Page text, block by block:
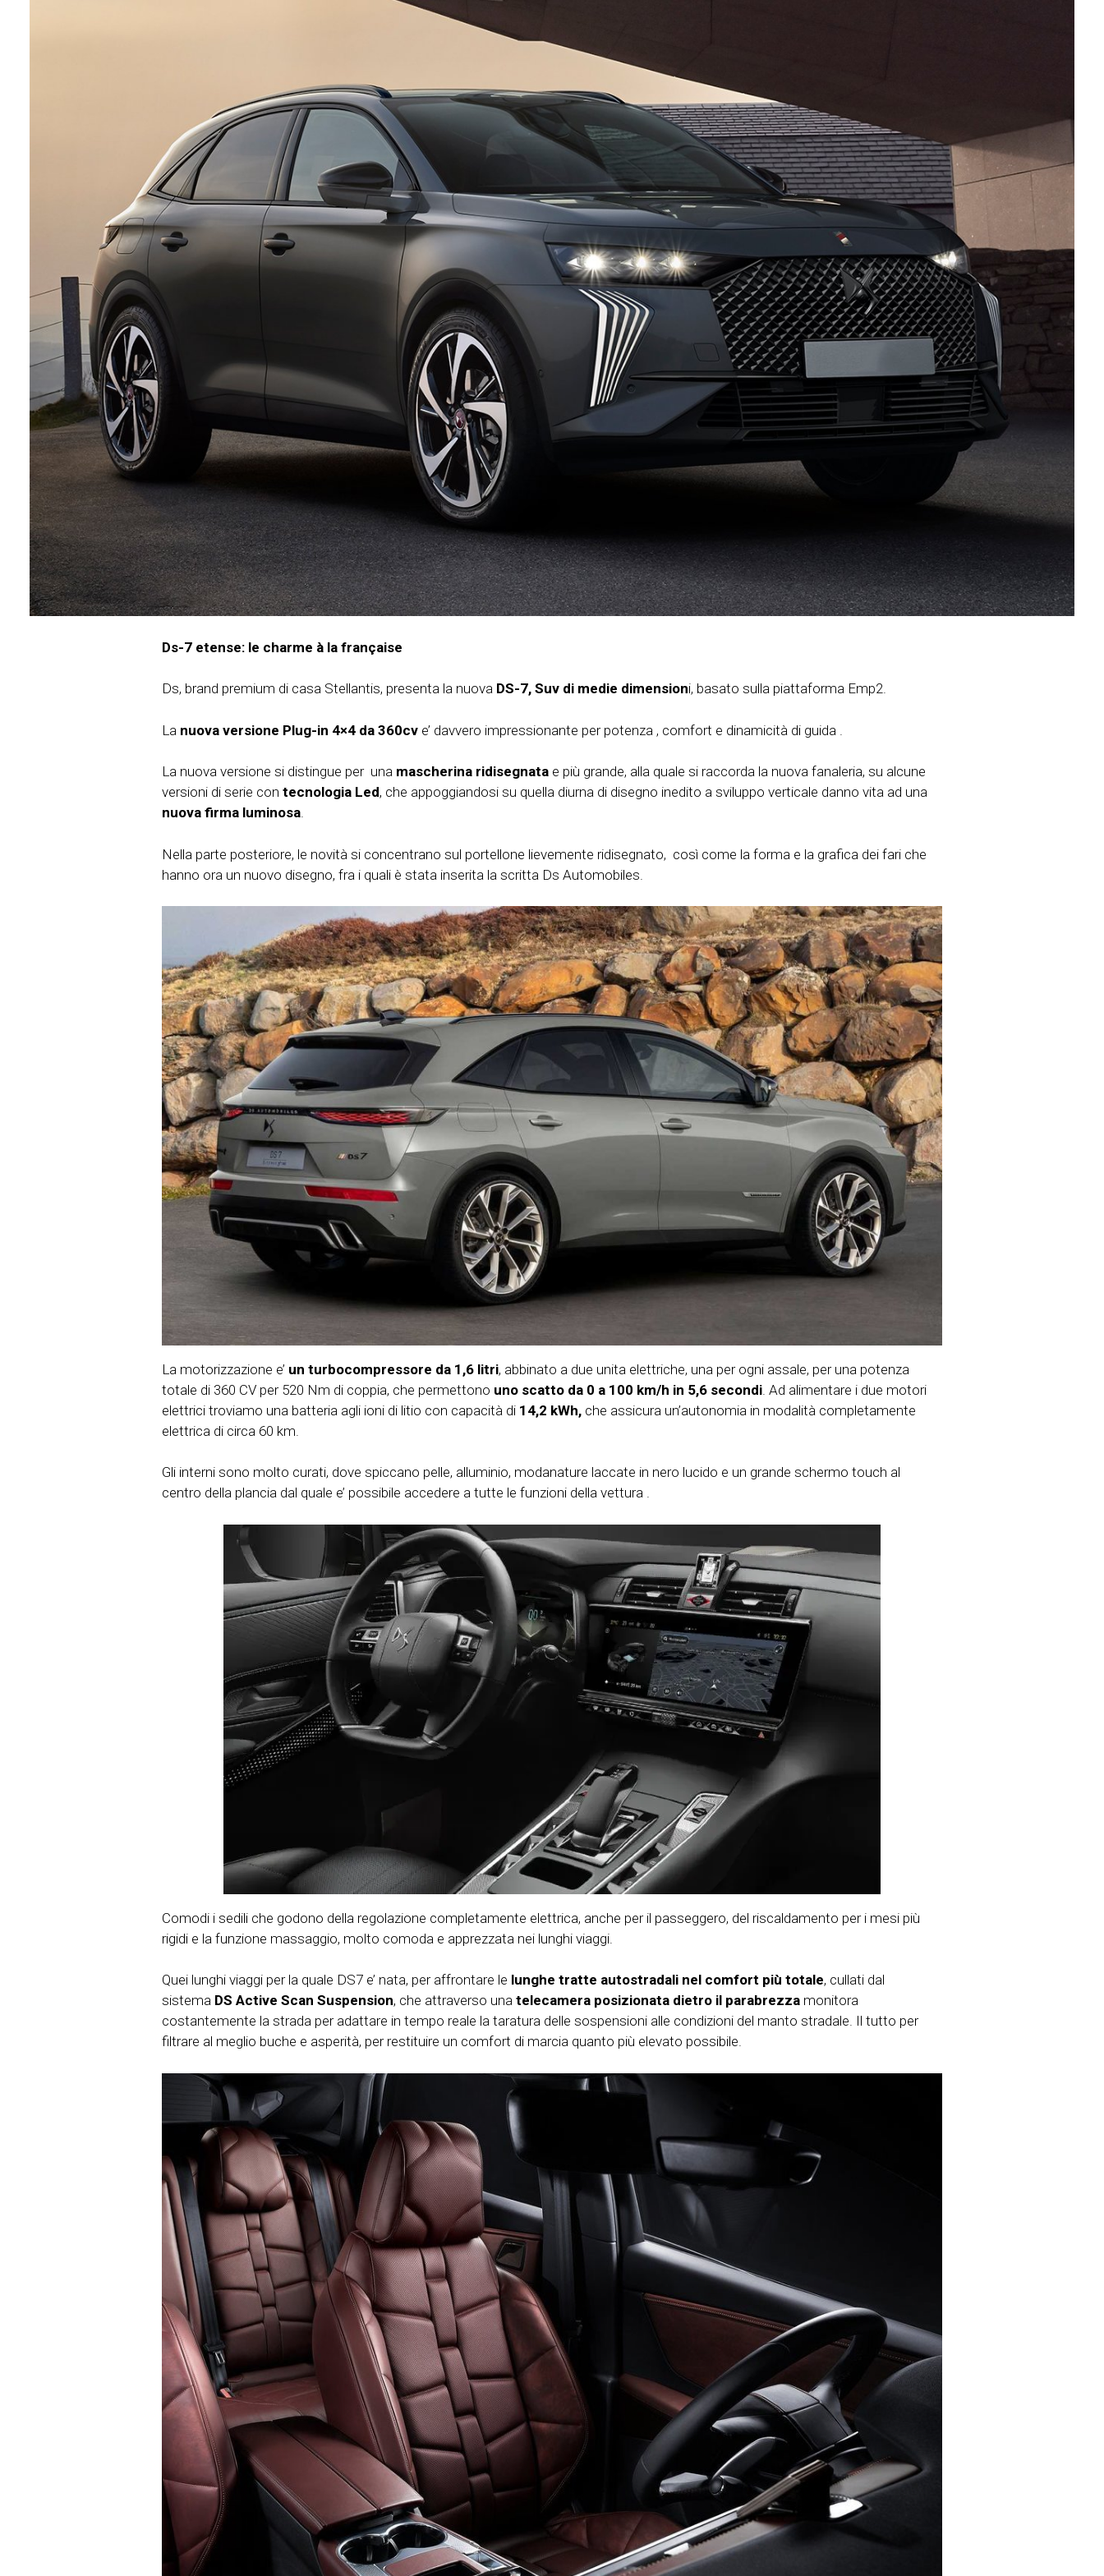
Ds-7 etense: le charme à la française
Ds, brand premium di casa Stellantis, presenta la nuova DS-7, Suv di medie dimensioni, basato sulla piattaforma Emp2.
La nuova versione Plug-in 4×4 da 360cv e’ davvero impressionante per potenza , comfort e dinamicità di guida .
La nuova versione si distingue per una mascherina ridisegnata e più grande, alla quale si raccorda la nuova fanaleria, su alcune
versioni di serie con tecnologia Led, che appoggiandosi su quella diurna di disegno inedito a sviluppo verticale danno vita ad una
nuova firma luminosa.
Nella parte posteriore, le novità si concentrano sul portellone lievemente ridisegnato, così come la forma e la grafica dei fari che
hanno ora un nuovo disegno, fra i quali è stata inserita la scritta Ds Automobiles.
La motorizzazione e’ un turbocompressore da 1,6 litri, abbinato a due unita elettriche, una per ogni assale, per una potenza
totale di 360 CV per 520 Nm di coppia, che permettono uno scatto da 0 a 100 km/h in 5,6 secondi . Ad alimentare i due motori
elettrici troviamo una batteria agli ioni di litio con capacità di 14,2 kWh, che assicura un’autonomia in modalità completamente
elettrica di circa 60 km.
Gli interni sono molto curati, dove spiccano pelle, alluminio, modanature laccate in nero lucido e un grande schermo touch al
centro della plancia dal quale e’ possibile accedere a tutte le funzioni della vettura .
Comodi i sedili che godono della regolazione completamente elettrica, anche per il passeggero, del riscaldamento per i mesi più
rigidi e la funzione massaggio, molto comoda e apprezzata nei lunghi viaggi.
Quei lunghi viaggi per la quale DS7 e’ nata, per affrontare le lunghe tratte autostradali nel comfort più totale, cullati dal
sistema DS Active Scan Suspension, che attraverso una telecamera posizionata dietro il parabrezza monitora
costantemente la strada per adattare in tempo reale la taratura delle sospensioni alle condizioni del manto stradale. Il tutto per
filtrare al meglio buche e asperità, per restituire un comfort di marcia quanto più elevato possibile.